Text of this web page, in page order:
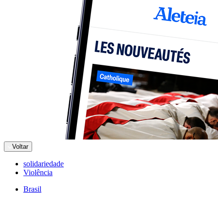
Voltar
solidariedade
Violência
Brasil